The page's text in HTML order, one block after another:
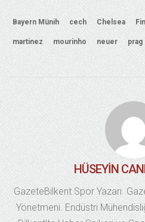
Bayern Münih cech Chelsea
martinez mourinho neuer prag
HÜSEYIN
GazeteBilkent Spor Yazarı.
Yönetmeni. Endüstri